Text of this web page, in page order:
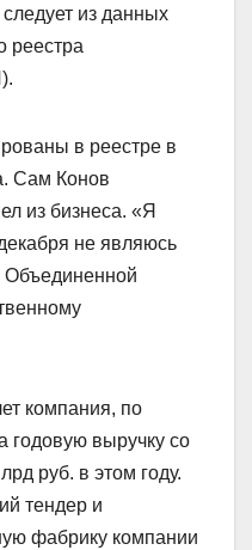
из данных
реестра
в реестре в
Сам Конов
из бизнеса. «Я
не являюсь
Объединенной
компания, по
годовую выручку со
руб. в этом году.
тендер и
фабрику компании